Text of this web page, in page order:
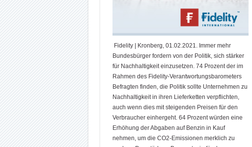
Fidelity | Kronberg, 01.02.2021. Immer mehr
Bundesbürger fordern von der Politik, sich stärker
für Nachhaltigkeit einzusetzen. 74 Prozent der im
Rahmen des Fidelity-Verantwortungsbarometers
Befragten finden, die Politik sollte Unternehmen zu
Nachhaltigkeit in ihren Lieferketten verpflichten,
auch wenn dies mit steigenden Preisen für den
Verbraucher einhergeht. 64 Prozent würden eine
Erhöhung der Abgaben auf Benzin in Kauf
nehmen, um die CO2-Emissionen merklich zu